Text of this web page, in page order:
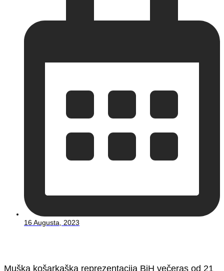
16 Augusta, 2023
Muška košarkaška reprezentacija BiH večeras od 21